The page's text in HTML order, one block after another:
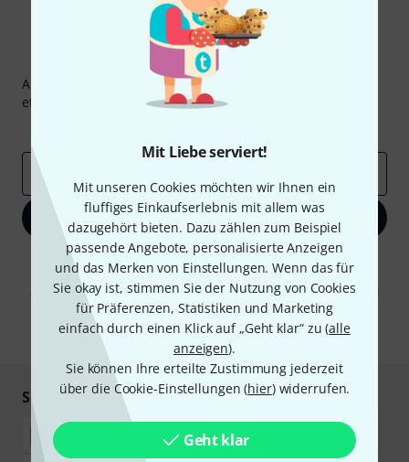
Mit Liebe serviert!
Mit unseren Cookies möchten wir Ihnen ein
fluffiges Einkaufserlebnis mit allem was
dazugehört bieten. Dazu zählen zum Beispiel
passende Angebote, personalisierte Anzeigen
und das Merken von Einstellungen. Wenn das für
Sie okay ist, stimmen Sie der Nutzung von Cookies
für Präferenzen, Statistiken und Marketing
einfach durch einen Klick auf „Geht klar“ zu (alle
anzeigen).
Sie können Ihre erteilte Zustimmung jederzeit
über die Cookie-Einstellungen (hier) widerrufen.
Geht klar
Thomann Newsletter
Abonniere den Thomann Newsletter und gewinne mit
etwas Glück einen von50 Gutscheinen
E-Mail-Adresse
Jetzt anmelden
Mit Klick auf „Jetzt anmelden“ stimmen Sie dem Erhalt von E-Mail-
Werbung und einer Messung des E-Mail-Nutzungsverhaltens zu. Die
Abmeldung ist jederzeit möglich. Weitere Informationen finden Sie in
unserenDatenschutzhinweisen.
* Pflichtfeld
Sicher einkaufen & bezahlen